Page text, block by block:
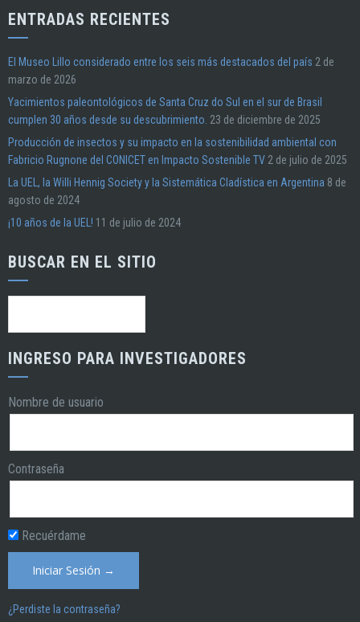
ENTRADAS RECIENTES
El Museo Lillo considerado entre los seis más destacados del país 2 de
marzo de 2026
Yacimientos paleontológicos de Santa Cruz do Sul en el sur de Brasil
cumplen 30 años desde su descubrimiento. 23 de diciembre de 2025
Producción de insectos y su impacto en la sostenibilidad ambiental con
Fabricio Rugnone del CONICET en Impacto Sostenible TV 2 de julio de 2025
La UEL, la Willi Hennig Society y la Sistemática Cladística en Argentina 8 de
agosto de 2024
¡10 años de la UEL! 11 de julio de 2024
BUSCAR EN EL SITIO
INGRESO PARA INVESTIGADORES
Nombre de usuario
Contraseña
Recuérdame
¿Perdiste la contraseña?